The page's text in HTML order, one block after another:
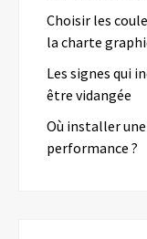
Choisir les
la charte
Les signes qui
être vidangée
Où installer
performance ?